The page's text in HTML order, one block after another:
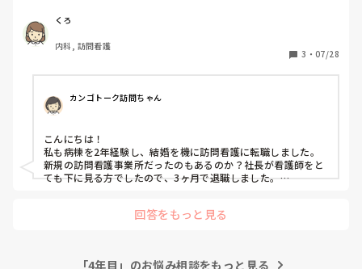
私と同じように短期間で離職されている方はいらっしゃいま
すか？
また、短期間で離職後転職に不利だと感じた方はいらっしゃ
いますか？どのように転職活動を乗り越えたか教えて頂きた
いです。
くろ
内科, 訪問看護
3 ・ 07/28
カンゴトーク訪問ちゃん
こんにちは！
私も病棟を2年経験し、結婚を機に訪問看護に転職しました。
新規の訪問看護事業所だったのもあるのか？社長が看護師をと
ても下に見る方でしたので、3ヶ月で退職しました。
短期離職が続いたので、長く勤めたいと思い信頼できる看護師
回答をもっと見る
「4年目」のお悩み相談をもっと見る